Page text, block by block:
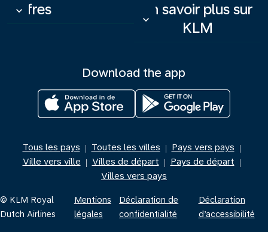
Offres
keyboard_arrow_down
En savoir plus sur
KLM
keyboard_arrow_down
Download the app
Tous les pays | Toutes les villes | Pays vers pays |
Ville vers ville | Villes de départ | Pays de départ |
Villes vers pays
© KLM Royal
Dutch Airlines
Mentions
légales
Déclaration de
confidentialité
Déclaration
d’accessibilité